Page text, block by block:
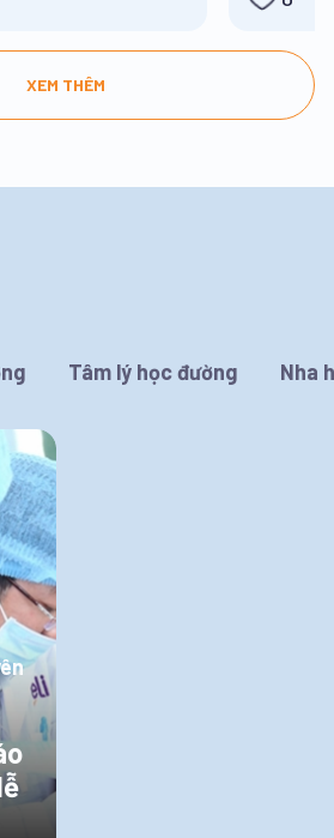
XEM THÊM
Tâm lý học đường Nha